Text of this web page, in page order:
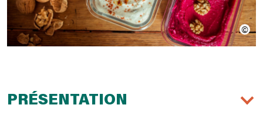
PRÉSENTATION